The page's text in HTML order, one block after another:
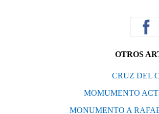
OTROS
CRUZ DEL
MOMUMENTO
MONUMENTO A